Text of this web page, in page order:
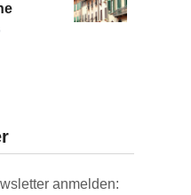
anmelden: